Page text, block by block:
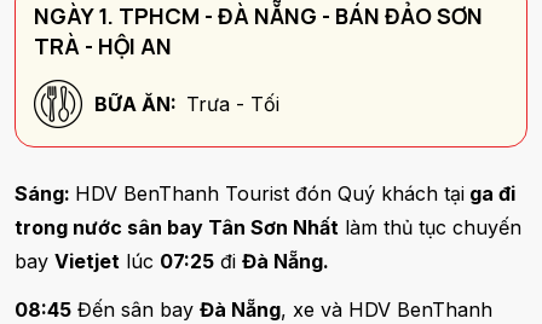
NGÀY 1. TPHCM - ĐÀ NẴNG - BÁN ĐẢO SƠN
TRÀ - HỘI AN
BỮA ĂN: Trưa - Tối
Sáng: HDV BenThanh Tourist đón Quý khách tại ga đi
trong nước sân bay Tân Sơn Nhất làm thủ tục chuyến
bay Vietjet lúc 07:25 đi Đà Nẵng.
08:45 Đến sân bay Đà Nẵng, xe và HDV BenThanh